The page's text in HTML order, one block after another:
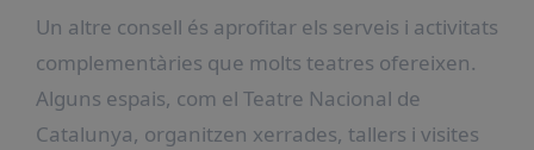
Un altre consell és aprofitar els serveis i activitats
complementàries que molts teatres ofereixen.
Alguns espais, com el Teatre Nacional de
Catalunya, organitzen xerrades, tallers i visites